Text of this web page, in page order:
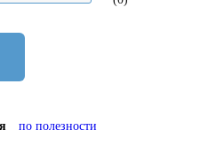
по полезности